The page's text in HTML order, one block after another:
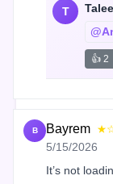
T
👍 2
B Bayrem
5/15/2026
It’s not